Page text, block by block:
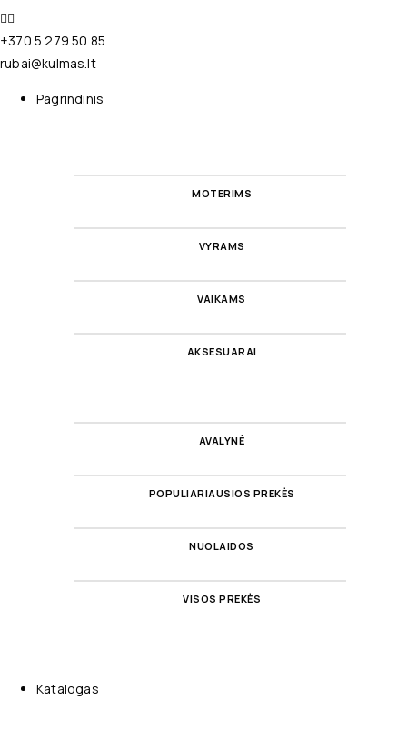
+370 5 279 50 85
rubai@kulmas.lt
Pagrindinis
MOTERIMS
VYRAMS
VAIKAMS
AKSESUARAI
AVALYNĖ
POPULIARIAUSIOS PREKĖS
NUOLAIDOS
VISOS PREKĖS
Katalogas